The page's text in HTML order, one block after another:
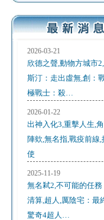
2026-03-21
欣德之聲,動物方城市
斯汀：走出虛無,創：
極戰士：殺…
2026-01-22
出神入化3,重擊人生,
陣欸,無名指,戰疫前線,
使
2025-11-19
無名弒2,不可能的任務
清算,超人,厲陰宅：最
驚奇4超人…